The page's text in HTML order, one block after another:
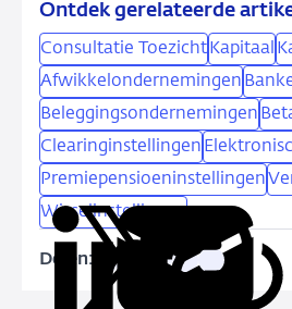
Ontdek gerelateerde
Consultatie Toezicht Kapitaal
Afwikkelondernemingen
Beleggingsondernemingen
Clearinginstellingen
Premiepensioeninstellingen
Wisselinstellingen
Delen:
Deel
via
DeelDeelKopieer